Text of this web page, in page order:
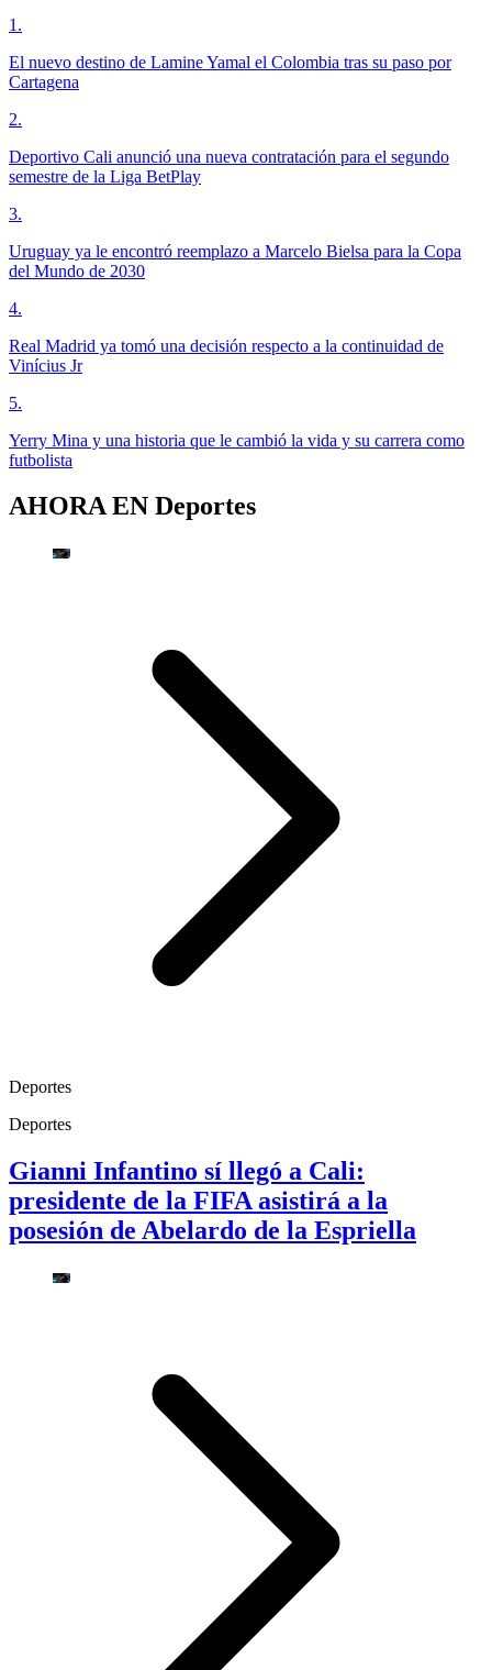
1 .
El nuevo destino de Lamine Yamal el Colombia tras su paso por
Cartagena
2.
Deportivo Cali anunció una nueva contratación para el segundo
semestre de la Liga BetPlay
3.
Uruguay ya le encontró reemplazo a Marcelo Bielsa para la Copa
del Mundo de 2030
4.
Real Madrid ya tomó una decisión respecto a la continuidad de
Vinícius Jr
5.
Yerry Mina y una historia que le cambió la vida y su carrera como
futbolista
AHORA EN Deportes
Deportes
Deportes
Gianni Infantino sí llegó a Cali:
presidente de la FIFA asistirá a la
posesión de Abelardo de la Espriella